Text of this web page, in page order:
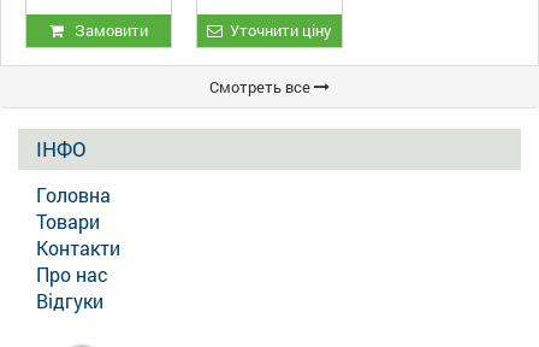
ВП-3-20/9,
ВП-20/9
Замовити Уточнити ціну
Смотреть все
ІНФО
Головна
Товари
Контакти
Про нас
Відгуки